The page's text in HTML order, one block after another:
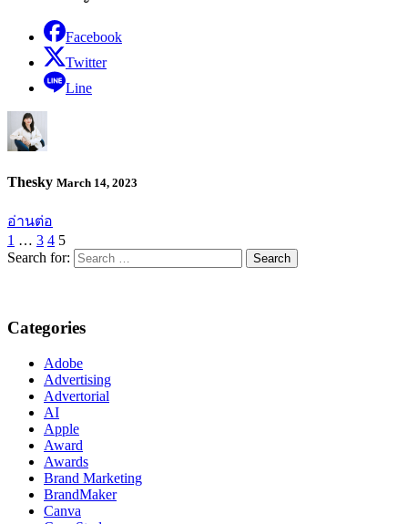
Facebook
Twitter
Line
Thesky March 14, 2023
อ่านต่อ
1 … 3 4 5
Search for:
Categories
Adobe
Advertising
Advertorial
AI
Apple
Award
Awards
Brand Marketing
BrandMaker
Canva